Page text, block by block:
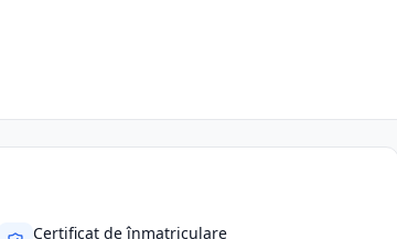
Certificat de înmatriculare